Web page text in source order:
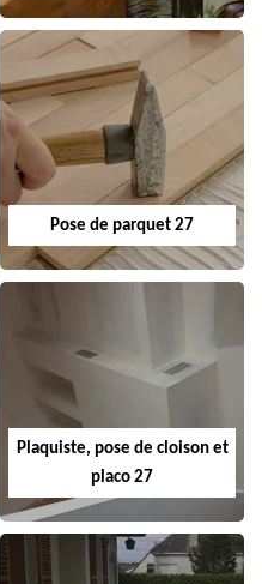
Pose de parquet 27
Plaquiste, pose de cloison et
placo 27